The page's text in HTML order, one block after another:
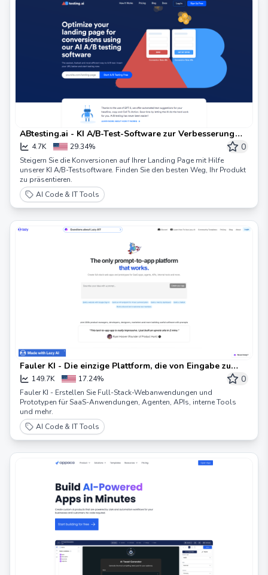
ABtesting.ai - KI A/B-Test-Software zur Verbesserung
der Konversionen
4.7K 29.34% 0
Steigern Sie die Konversionen auf Ihrer Landing Page mit Hilfe
unserer KI A/B-Testsoftware. Finden Sie den besten Weg, Ihr Produkt
zu präsentieren.
AI Code & IT Tools
Fauler KI - Die einzige Plattform, die von Eingabe zu
App funktioniert
149.7K 17.24% 0
Fauler KI - Erstellen Sie Full-Stack-Webanwendungen und
Prototypen für SaaS-Anwendungen, Agenten, APIs, interne Tools
und mehr.
AI Code & IT Tools